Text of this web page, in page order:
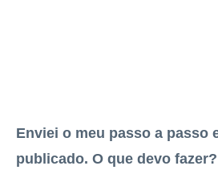
Enviei o meu passo a passo
publicado. O que devo fazer?